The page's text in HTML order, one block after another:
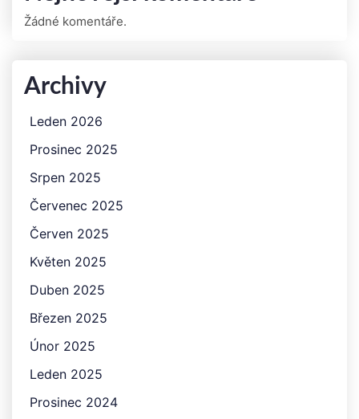
Žádné komentáře.
Archivy
Leden 2026
Prosinec 2025
Srpen 2025
Červenec 2025
Červen 2025
Květen 2025
Duben 2025
Březen 2025
Únor 2025
Leden 2025
Prosinec 2024